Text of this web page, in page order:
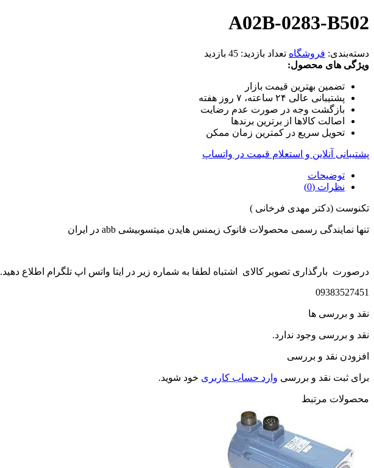
A02B-0283-B502
دسته‌بندی: فروشگاه تعداد بازدید: 45 بازدید
ویژگی های محصول:
تضمین بهترین قیمت بازار
پشتیبانی عالی ۲۴ ساعته، ۷ روز هفته
بازگشت وجه در صورت عدم رضایت
اصالت کالاها از برترین برندها
تحویل سریع در کمترین زمان ممکن
پشتیبانی آنلاین و استعلام قیمت در واتساپ
توضیحات
نظرات (0)
تکنوست (دکتر مهدی فرخانی )
تنها نمایندگی رسمی محصولات فانوک زیمنس هایدن میتسوبیشی abb در ایران
درصورت بارگذاری تصویر کالای اشتباه لطفا به شماره زیر در ایتا واتس اپ تلگرام اطلاع دهید.
09383527451
نقد و بررسی ها
نقد و بررسی وجود ندارد.
افزودن نقد و بررسی
برای ثبت نقد و بررسی وارد حساب کاربری خود شوید.
محصولات مرتبط